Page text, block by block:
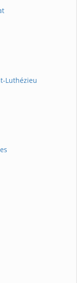
Luthézieu